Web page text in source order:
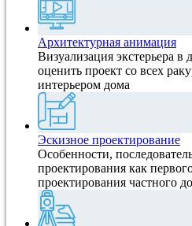
Архитектурная анимация
Визуализация экстерьера в
оценить проект со всех
интерьером дома
Эскизное проектирование
Особенности,
проектирования как
проектирования частного